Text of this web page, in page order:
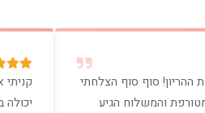
ההריון! סוף סוף הצלחתי
והמשלוח הגיע